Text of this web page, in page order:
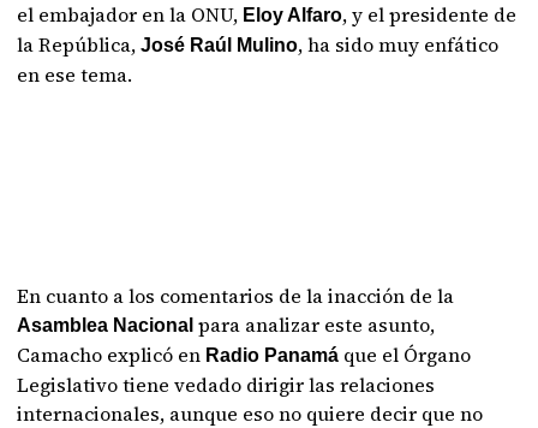
el embajador en la ONU, Eloy Alfaro, y el presidente de
la República,José Raúl Mulino, ha sido muy enfático
en ese tema.
En cuanto a los comentarios de la inacción de la
Asamblea Nacional para analizar este asunto,
Camacho explicó en Radio Panamá que el Órgano
Legislativo tiene vedado dirigir las relaciones
internacionales, aunque eso no quiere decir que no